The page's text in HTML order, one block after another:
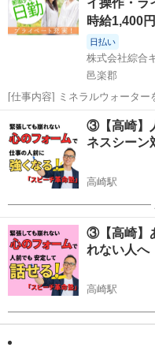
えながらお話...
時給1,400円
日払い
株式会社綜合
邑楽郡
[仕事内容] ミネラルウォータ
助業務。 機械オペレーター、
ットボトルのラインの監視。
ト作業のためリーチ使用。 未...
工場
③【高崎】
ネスシー
高崎駅
―――――――――――――― 人前で
あがりに悩んでいる 管理職・
―――――――――――――― 朝礼、挨拶、会議、司会、プレゼン。
社会人でいる限り 人前...
群馬 高崎市 高崎駅
③【高崎】
れない人
高崎駅
――――――――――――――― 話し
がり症・緊張に悩むあなた
は、学んできた。 それなりに